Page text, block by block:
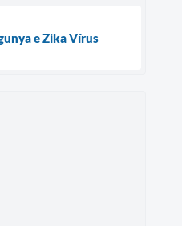
e Zika Vírus